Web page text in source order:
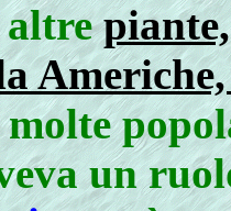
altre
un